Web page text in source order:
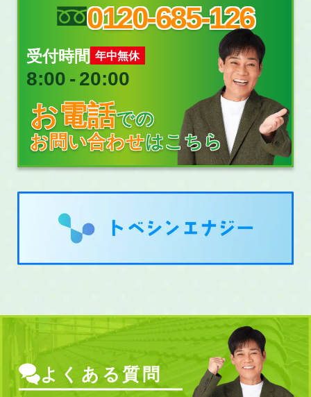
0120-685-126
受付時間 年中無休
8:00 ‐20:00
お電話での
お問い合わせはこちら
よくある質問